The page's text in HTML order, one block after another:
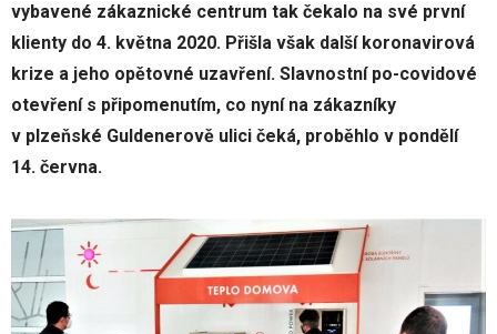
vybavené zákaznické centrum tak čekalo na své první
klienty do 4. května 2020. Přišla však další koronavirová
krize a jeho opětovné uzavření. Slavnostní po-covidové
otevření s připomenutím, co nyní na zákazníky
v plzeňské Guldenerově ulici čeká, proběhlo v pondělí
14. června.